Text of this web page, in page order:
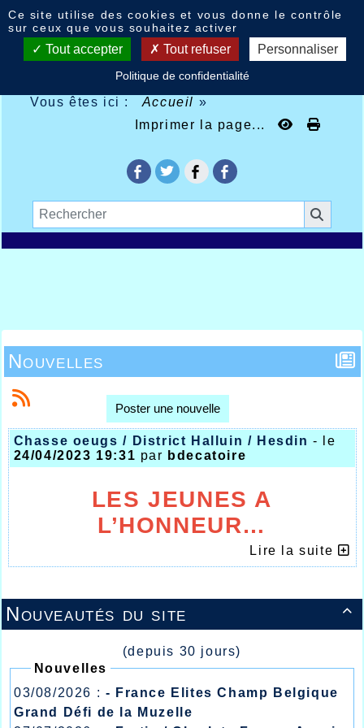
Vous êtes ici : Accueil »
Imprimer la page...

Nouveautés du site
(depuis 30 jours)
Nouvelles
03/08/2026 : - France Elites Champ Belgique
Grand Défi de la Muzelle
Nouvelles
Poster une nouvelle
Chasse oeugs / District Halluin / Hesdin - le
24/04/2023 19:31 par bdecatoire
LES JEUNES A
L’HONNEUR…
Dans un premier temps sur les résultats du
précédent week-end, un petit oubli avec la
Lire la suite
Ce site utilise des cookies et vous donne le contrôle
sur ceux que vous souhaitez activer
Tout accepter Tout refuser Personnaliser
Politique de confidentialité